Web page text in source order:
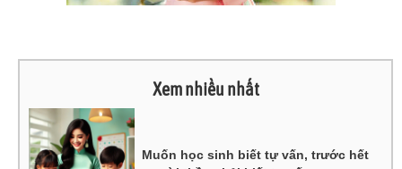
Xem nhiều nhất
Muốn học sinh biết tự vấn, trước hết